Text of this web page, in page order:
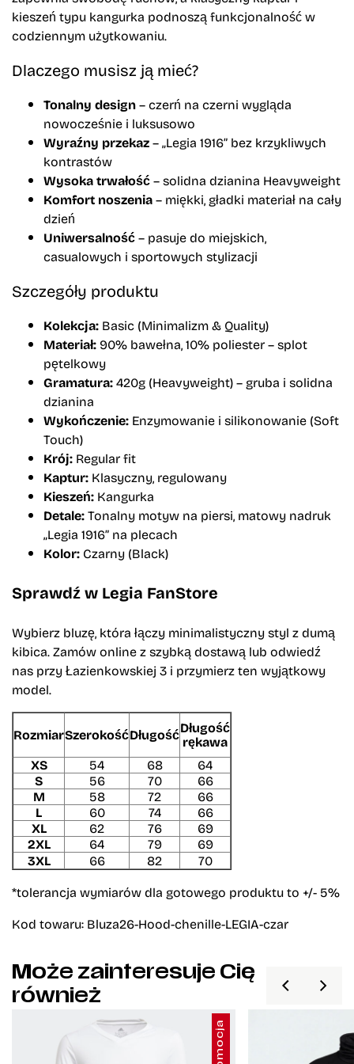
kieszeń typu kangurka podnoszą funkcjonalność w
codziennym użytkowaniu.
Dlaczego musisz ją mieć?
Tonalny design– czerń na czerni wygląda
nowocześnie i luksusowo
Wyraźny przekaz– „Legia 1916” bez krzykliwych
kontrastów
Wysoka trwałość– solidna dzianina Heavyweight
Komfort noszenia– miękki, gładki materiał na cały
dzień
Uniwersalność– pasuje do miejskich,
casualowych i sportowych stylizacji
Szczegóły produktu
Kolekcja: Basic (Minimalizm & Quality)
Materiał: 90% bawełna, 10% poliester – splot
pętelkowy
Gramatura:420g (Heavyweight) – gruba i solidna
dzianina
Wykończenie: Enzymowanie i silikonowanie (Soft
Touch)
Krój: Regular fit
Kaptur: Klasyczny, regulowany
Kieszeń: Kangurka
Detale:Tonalny motyw na piersi, matowy nadruk
„Legia 1916” na plecach
Kolor: Czarny (Black)
Sprawdź w Legia FanStore
Wybierz bluzę, która łączy minimalistyczny styl z dumą
kibica. Zamów online z szybką dostawą lub odwiedź
nas przy Łazienkowskiej 3 i przymierz ten wyjątkowy
model.
RozmiarSzerokośćDługośćDługość
rękawa
XS
54 68 64
S 56 70 66
M 58 72 66
L 60 74 66
XL 62 76 69
2XL 64 79 69
3XL 66 82
70
*tolerancja wymiarów dla gotowego produktu to +/- 5%
Kod towaru: Bluza26-Hood-chenille-LEGIA-czar
Może zainteresuje Cię
również
Promocja